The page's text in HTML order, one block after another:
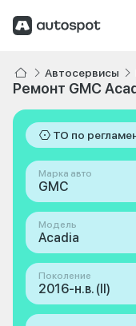
Автосервисы
Ремонт GMC
ТО по
Марка авто
GMC
Модель
Acadia
Поколение
2016-н.в. (II)